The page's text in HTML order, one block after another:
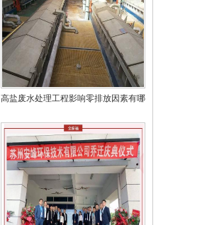
高盐废水处理工程影响零排放因素有哪